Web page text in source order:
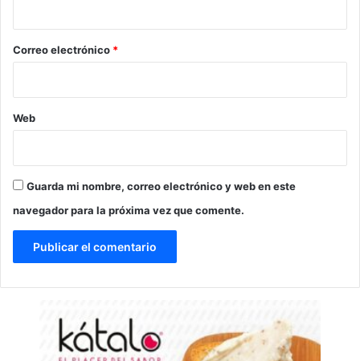
*
Correo electrónico *
Web
Guarda mi nombre, correo electrónico y web en este
navegador para la próxima vez que comente.